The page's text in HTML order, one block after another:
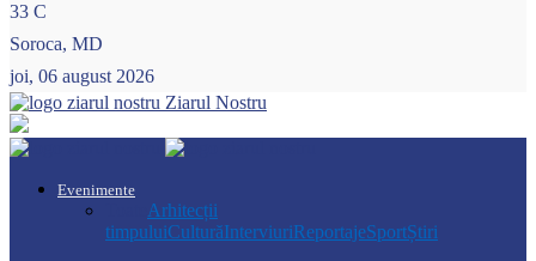
33 C
Soroca, MD
joi, 06 august 2026
Ziarul Nostru
Evenimente
Arhitecții
timpuluiCulturăInterviuriReportajeSportȘtiri